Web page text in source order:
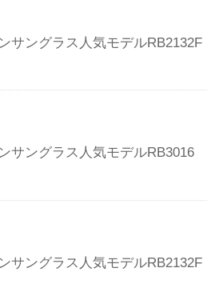
サングラス人気モデルRB2132F
サングラス人気モデルRB3016
サングラス人気モデルRB2132F